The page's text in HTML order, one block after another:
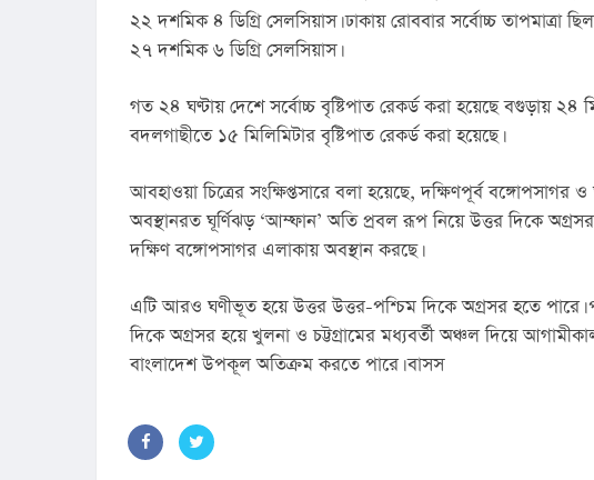
২২ দশমিক ৪ ডিগ্রি সেলসিয়াস। ঢাকায় রোববার সর্বোচ্চ তাপমাত্রা
২৭ দশমিক ৬ ডিগ্রি সেলসিয়াস।
গত ২৪ ঘণ্টায় দেশে সর্বোচ্চ বৃষ্টিপাত রেকর্ড করা হয়েছে বগুড়ায় ২৪
বদলগাছীতে ১৫ মিলিমিটার বৃষ্টিপাত রেকর্ড করা হয়েছে।
আবহাওয়া চিত্রের সংক্ষিপ্তসারে বলা হয়েছে, দক্ষিণপূর্ব
অবস্থানরত ঘূর্ণিঝড় ‘আম্ফান’ অতি প্রবল রূপ নিয়ে উত্তর দিকে
দক্ষিণ বঙ্গোপসাগর এলাকায় অবস্থান করছে।
এটি আরও ঘণীভূত হয়ে উত্তর উত্তর-পশ্চিম দিকে অগ্রসর হতে পারে।
দিকে অগ্রসর হয়ে খুলনা ও চট্টগ্রামের মধ্যবর্তী অঞ্চল দিয়ে
বাংলাদেশ উপকূল অতিক্রম করতে পারে। বাসস